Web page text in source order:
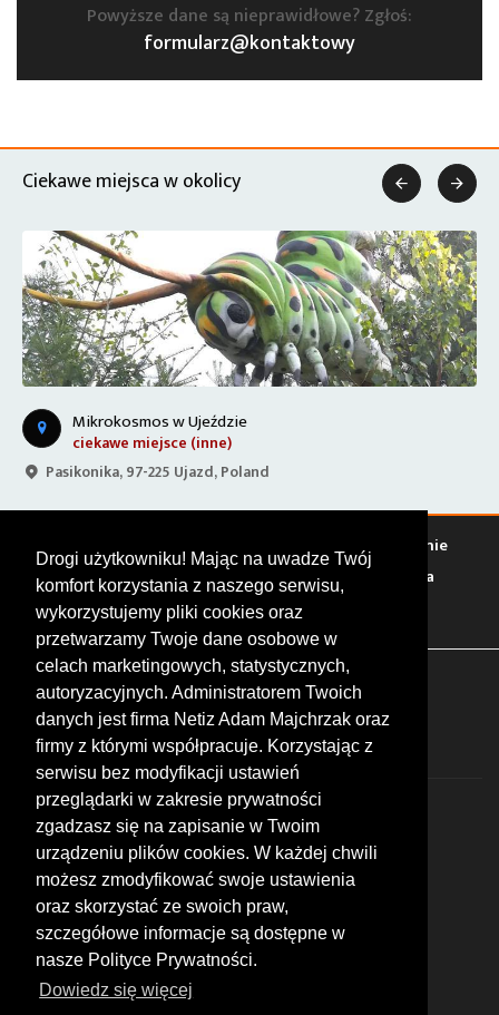
Drogi użytkowniku! Mając na uwadze Twój
komfort korzystania z naszego serwisu,
wykorzystujemy pliki cookies oraz
przetwarzamy Twoje dane osobowe w
celach marketingowych, statystycznych,
autoryzacyjnych. Administratorem Twoich
danych jest firma Netiz Adam Majchrzak oraz
firmy z którymi współpracuje. Korzystając z
serwisu bez modyfikacji ustawień
przeglądarki w zakresie prywatności
zgadzasz się na zapisanie w Twoim
urządzeniu plików cookies. W każdej chwili
możesz zmodyfikować swoje ustawienia
oraz skorzystać ze swoich praw,
szczegółowe informacje są dostępne w
nasze Polityce Prywatności.
Dowiedz się więcej
Powyższe dane są nieprawidłowe? Zgłoś:
formularz@kontaktowy
Ciekawe miejsca w okolicy
Mikrokosmos w Ujeździe
ciekawe miejsce (inne)
Pasikonika, 97-225 Ujazd, Poland
 
Warto zobaczyć Serwisy Stacje paliw
Jedzenie
Bary Zakwaterowanie Tory Zloty Rajdy
Spotkania
Targi Giełdy Szkolenia
FOLLOW US
© 2026 by MotoWhizzer.com
All rights reserved.
KONTAKT
ul. Chopina 16, I piętro
47-400 Racibórz